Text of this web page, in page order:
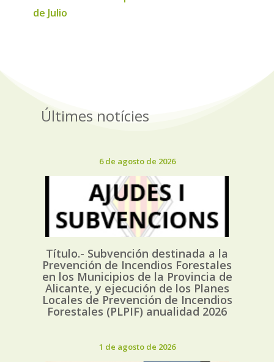
de Julio
Últimes notícies
6 de agosto de 2026
Título.- Subvención destinada a la
Prevención de Incendios Forestales
en los Municipios de la Provincia de
Alicante, y ejecución de los Planes
Locales de Prevención de Incendios
Forestales (PLPIF) anualidad 2026
1 de agosto de 2026